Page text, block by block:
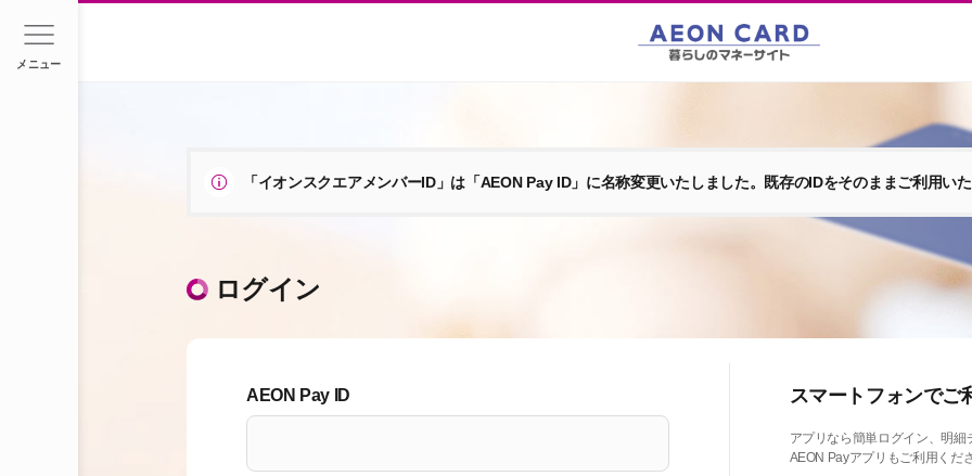
「イオンスクエアメンバーID」は「AEON Pay ID」に名称変更いたしました。既存のIDをそのままご利用い
ログイン
AEON Pay ID スマートフォンでご
アプリなら簡単ログイン、明細
AEON Payアプリもご利用くだ
メニュー